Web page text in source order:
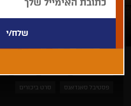
פסטיבל סאנדאנס סרט ביכורים